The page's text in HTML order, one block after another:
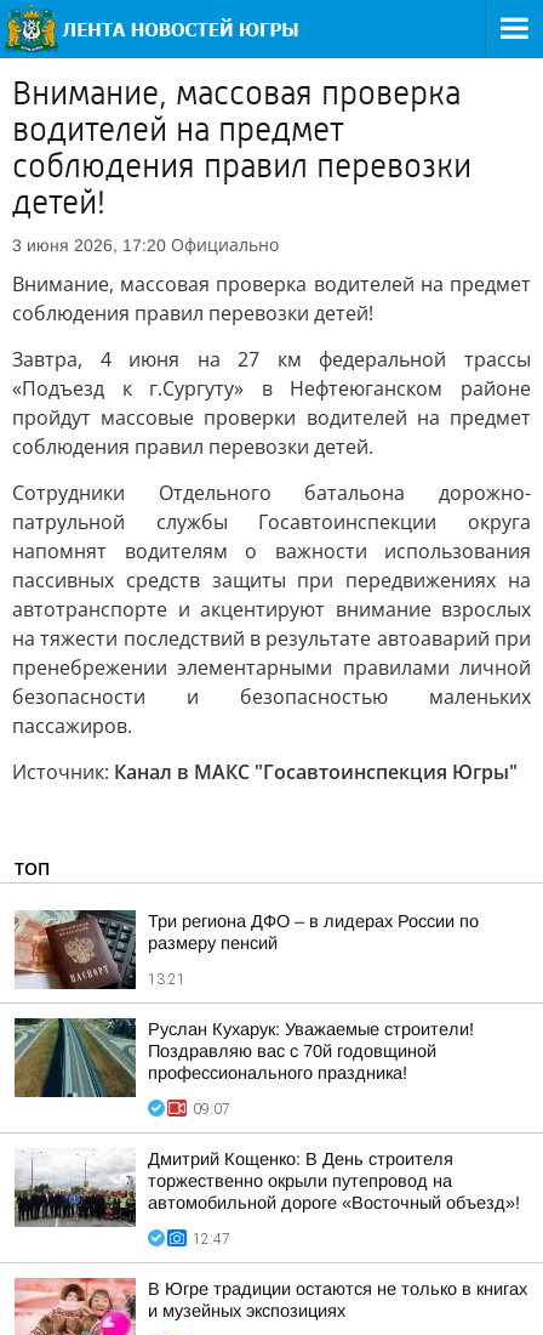
Внимание, массовая проверка
водителей на предмет
соблюдения правил перевозки
детей!
3 июня 2026, 17:20 Официально
Внимание, массовая проверка водителей на предмет
соблюдения правил перевозки детей!
Завтра, 4 июня на 27 км федеральной трассы
«Подъезд к г.Сургуту» в Нефтеюганском районе
пройдут массовые проверки водителей на предмет
соблюдения правил перевозки детей.
Сотрудники Отдельного батальона дорожно-
патрульной службы Госавтоинспекции округа
напомнят водителям о важности использования
пассивных средств защиты при передвижениях на
автотранспорте и акцентируют внимание взрослых
на тяжести последствий в результате автоаварий при
пренебрежении элементарными правилами личной
безопасности и безопасностью маленьких
пассажиров.
Источник: Канал в МАКС "Госавтоинспекция Югры"
ТОП
Три региона ДФО – в лидерах России по
размеру пенсий
13:21
Руслан Кухарук: Уважаемые строители!
Поздравляю вас с 70й годовщиной
профессионального праздника!
09:07
Дмитрий Кощенко: В День строителя
торжественно окрыли путепровод на
автомобильной дороге «Восточный объезд»!
12:47
В Югре традиции остаются не только в книгах
и музейных экспозициях